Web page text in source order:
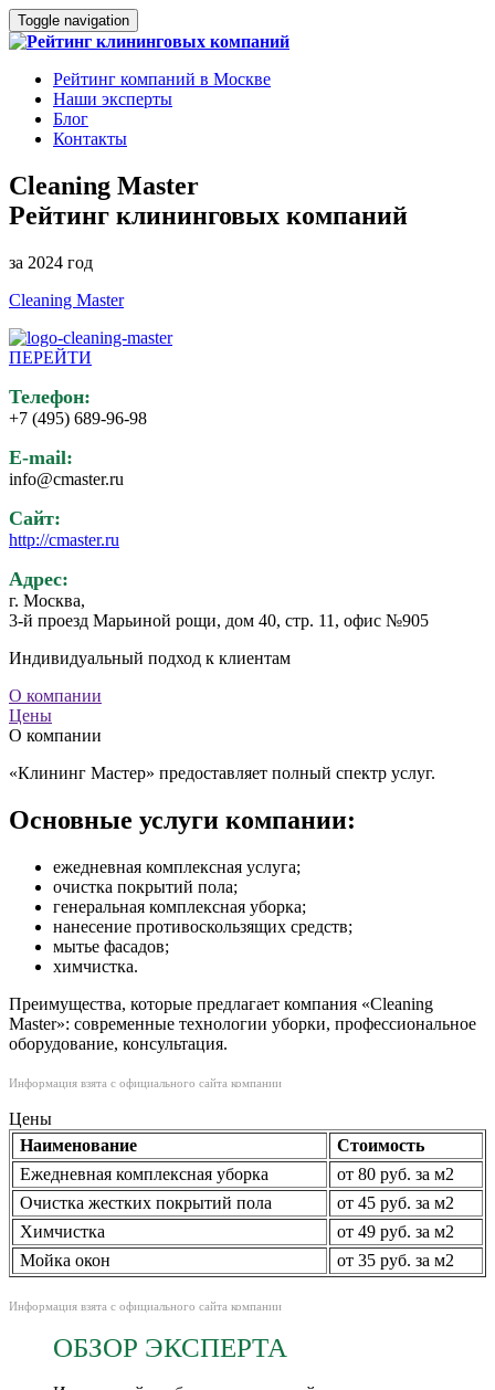
Toggle navigation
Рейтинг компаний в Москве
Наши эксперты
Блог
Контакты
Cleaning Master
Рейтинг клининговых компаний
за 2024 год
Cleaning Master
ПЕРЕЙТИ
Телефон:
+7 (495) 689-96-98
E-mail:
info@cmaster.ru
Сайт:
http://cmaster.ru
Адрес:
г. Москва,
3-й проезд Марьиной рощи, дом 40, стр. 11, офис №905
Индивидуальный подход к клиентам
О компании
Цены
О компании
«Клининг Мастер» предоставляет полный спектр услуг.
Основные услуги компании:
ежедневная комплексная услуга;
очистка покрытий пола;
генеральная комплексная уборка;
нанесение противоскользящих средств;
мытье фасадов;
химчистка.
Преимущества, которые предлагает компания «Cleaning
Master»: современные технологии уборки, профессиональное
оборудование, консультация.
Информация взята с официального сайта компании
Цены
Наименование
Стоимость
Ежедневная комплексная уборка
от 80 руб. за м2
Очистка жестких покрытий пола
от 45 руб. за м2
Химчистка
от 49 руб. за м2
Мойка окон
от 35 руб. за м2
Информация взята с официального сайта компании
ОБЗОР ЭКСПЕРТА